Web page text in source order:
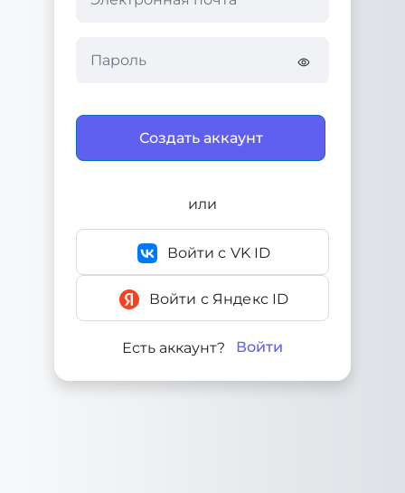
или
Войти с VK ID
Войти с Яндекс ID
Есть аккаунт? Войти